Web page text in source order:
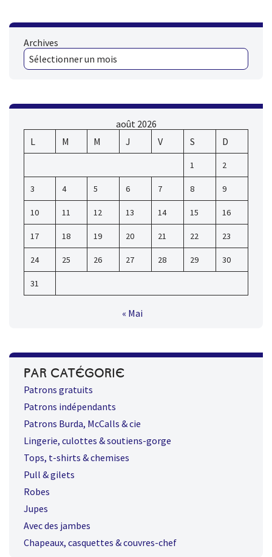
Archives
août 2026
L
M M J V S D
1 2
3 4 5 6 7 8 9
10 11 12 13 14 15 16
17 18 19 20 21 22 23
24 25 26 27 28 29 30
31
« Mai
PAR CATÉGORIE
Patrons gratuits
Patrons indépendants
Patrons Burda, McCalls & cie
Lingerie, culottes & soutiens-gorge
Tops, t-shirts & chemises
Pull & gilets
Robes
Jupes
Avec des jambes
Chapeaux, casquettes & couvres-chef